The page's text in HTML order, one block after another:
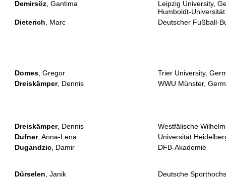
Demirsöz, Gantima
Leipzig University,
Humboldt-
Dieterich, Marc Deutscher Fußball-
Domes, Gregor
Trier University,
Dreiskämper, Dennis WWU Münster,
Dreiskämper, Dennis
Westfälische
Dufner, Anna-Lena
Universität
Dugandzic, Damir DFB-Akademie
Dürselen, Janik
Deutsche